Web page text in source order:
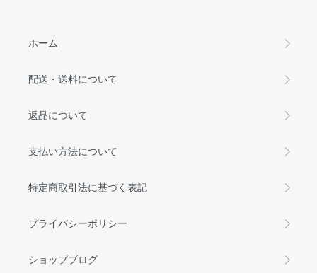
ホーム
配送・送料について
返品について
支払い方法について
特定商取引法に基づく表記
プライバシーポリシー
ショップブログ